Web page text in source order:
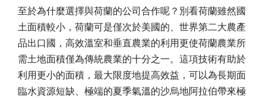
至於為什麼選擇與荷蘭的公司合作呢？別看荷蘭雖然國
土面積較小，荷蘭可是僅次於美國的、世界第二大農產
品出口國，高效溫室和垂直農業的利用更使荷蘭農業所
需土地面積僅為傳統農業的十分之一。這項技術有助於
利用更小的面積，最大限度地提高效益，可以為長期面
臨水資源短缺、極端的夏季氣溫的沙烏地阿拉伯帶來極